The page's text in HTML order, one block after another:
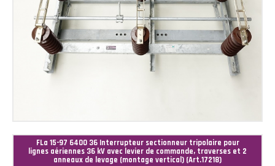
FLa 15-97 6400 36 Interrupteur sectionneur tripolaire pour
lignes aériennes 36 kV avec levier de commande, traverses et 2
anneaux de levage (montage vertical) (Art.17218)